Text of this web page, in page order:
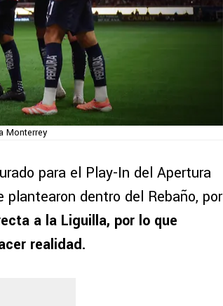
Monterrey
para el Play-In del Apertura
dentro del Rebaño, por
a la Liguilla, por lo que
realidad.